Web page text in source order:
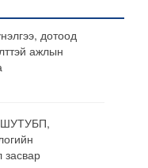
дотоод
ажлын
ШУТУБП,
засвар